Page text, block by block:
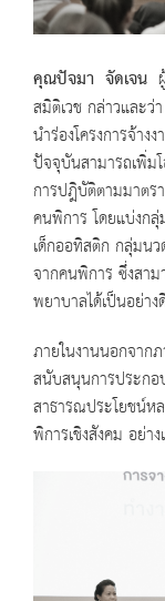
คุณปัจมา จัดเจน
สมิติเวช กล่าวและว่
นำร่องโครงการจ้า
ปัจจุบันสามารถเพิ่ม
การปฎิบัติตามมาต
คนพิการ โดยแบ่งก
เด็กออทิสติก กลุ่มน
จากคนพิการ ซึ่งสาม
พยาบาลได้เป็นอย่าง
ภายในงานนอกจาก
สนับสนุนการประก
สาธารณประโยชน์ห
พิการเชิงสังคม อย่าง